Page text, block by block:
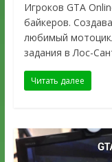
Игроков GTA
байкеров.
любимый
задания в Лос-
Читать далее